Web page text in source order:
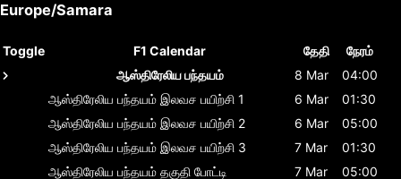
Europe/Samara
Toggle F1 Calendar தேதி
நேரம்
ஆஸ்திரேலிய பந்தயம்
8 Mar
04:00
ஆஸ்திரேலிய பந்தயம் இலவச பயிற்சி 1 6 Mar
01:30
ஆஸ்திரேலிய பந்தயம் இலவச பயிற்சி 2 6 Mar
05:00
ஆஸ்திரேலிய பந்தயம் இலவச பயிற்சி 3 7 Mar
01:30
ஆஸ்திரேலிய பந்தயம் தகுதி போட்டி 7 Mar
05:00